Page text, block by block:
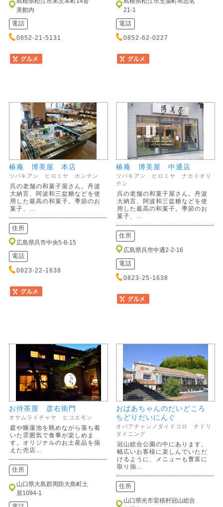
美館内
電話
0852-21-5131
21-1
電話
0852-62-0227
椿庵 博美屋 本店
ツバキアン ヒロミヤ ホンテン
呉の老舗の和菓子屋さん。丹波
大納言、阿波和三盆糖などを使
用した最高の和菓子。季節のお
菓子、...
住所
広島県呉市中央5-8-15
電話
0823-22-1638
椿庵 博美屋 中通店
ツバキアン ヒロミヤ ナカドオリ
テン
呉の老舗の和菓子屋さん。丹波
大納言、阿波和三盆糖などを使
用した最高の和菓子。季節のお
菓子、...
住所
広島県呉市中通2-2-16
電話
0823-25-1638
お侍茶屋 彦右衛門
オサムライチャヤ ヒコエモン
庭や睡蓮池を眺めながら落ち着
いた雰囲気で食事が楽しめま
す。オリジナルのお土産品を揃
えた売店...
住所
山口県大島郡周防大島町土
居1094-1
おばあちゃんのだいどころ
ちどりだいにんぐ
オバアチャンノダイドコロ チドリ
ダイニング
冠山総合公園の中にあります。
幅広いお客様に楽しんでいただ
けるように、メニューも豊富に
取り揃...
住所
山口県光市室積村冠山総合